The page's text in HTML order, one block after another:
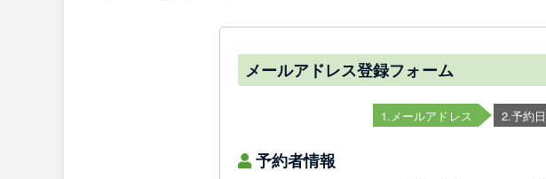
メールアドレス登録フォーム
1.メールアドレス 2.予約
予約者情報